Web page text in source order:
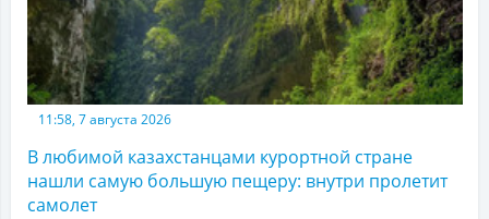
11:58, 7 августа 2026
В любимой казахстанцами курортной стране
нашли самую большую пещеру: внутри пролетит
самолет